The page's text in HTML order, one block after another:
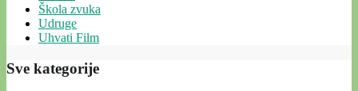
Škola zvuka
Udruge
Uhvati Film
Sve kategorije